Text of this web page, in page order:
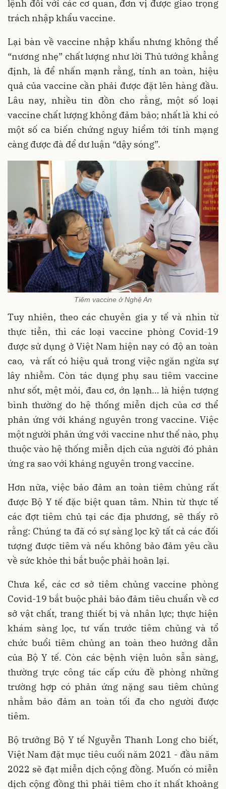
lệnh đối với các cơ quan, đơn vị được giao trọng
trách nhập khẩu vaccine.
Lại bàn về vaccine nhập khẩu nhưng không thể
“nương nhẹ” chất lượng như lời Thủ tướng khẳng
định, là để nhấn mạnh rằng, tính an toàn, hiệu
quả của vaccine cần phải được đặt lên hàng đầu.
Lâu nay, nhiều tin đồn cho rằng, một số loại
vaccine chất lượng không đảm bảo; nhất là khi có
một số ca biến chứng nguy hiểm tới tính mạng
càng được đà để dư luận “dậy sóng”.
Tiêm vaccine ở Nghệ An
Tuy nhiên, theo các chuyên gia y tế và nhìn từ
thực tiễn, thì các loại vaccine phòng Covid-19
được sử dụng ở Việt Nam hiện nay có độ an toàn
cao, và rất có hiệu quả trong việc ngăn ngừa sự
lây nhiễm. Còn tác dụng phụ sau tiêm vaccine
như sốt, mệt mỏi, đau cơ, ớn lạnh… là hiện tượng
bình thường do hệ thống miễn dịch của cơ thể
phản ứng với kháng nguyên trong vaccine. Việc
một người phản ứng với vaccine như thế nào, phụ
thuộc vào hệ thống miễn dịch của người đó phản
ứng ra sao với kháng nguyên trong vaccine.
Hơn nữa, việc bảo đảm an toàn tiêm chủng rất
được Bộ Y tế đặc biệt quan tâm. Nhìn từ thực tế
các đợt tiêm chủ tại các địa phương, sẽ thấy rõ
rằng: Chúng ta đã có sự sàng lọc kỹ tất cả các đối
tượng được tiêm và nếu không bảo đảm yêu cầu
về sức khỏe thì bắt buộc phải hoãn lại.
Chưa kể, các cơ sở tiêm chủng vaccine phòng
Covid-19 bắt buộc phải bảo đảm tiêu chuẩn về cơ
sở vật chất, trang thiết bị và nhân lực; thực hiện
khám sàng lọc, tư vấn trước tiêm chủng và tổ
chức buổi tiêm chủng an toàn theo hướng dẫn
của Bộ Y tế. Còn các bệnh viện luôn sẵn sàng,
thường trực công tác cấp cứu đề phòng những
trường hợp có phản ứng nặng sau tiêm chủng
nhằm bảo đảm an toàn tối đa cho người được
tiêm.
Bộ trưởng Bộ Y tế Nguyễn Thanh Long cho biết,
Việt Nam đặt mục tiêu cuối năm 2021 - đầu năm
2022 sẽ đạt miễn dịch cộng đồng. Muốn có miễn
dịch cộng đồng thì phải tiêm cho ít nhất khoảng